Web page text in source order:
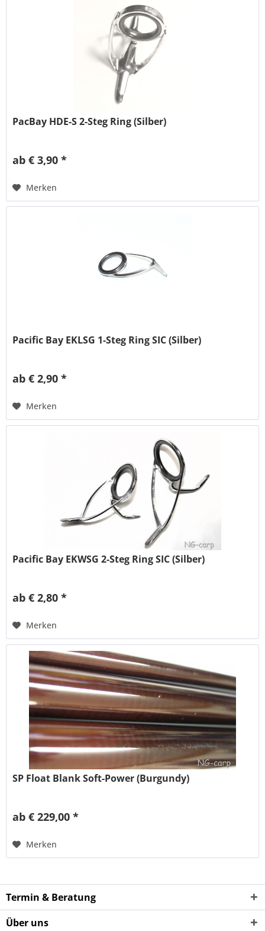
PacBay HDE-S 2-Steg Ring (Silber)
ab € 3,90 *
Merken
Pacific Bay EKLSG 1-Steg Ring SIC (Silber)
ab € 2,90 *
Merken
Pacific Bay EKWSG 2-Steg Ring SIC (Silber)
ab € 2,80 *
Merken
SP Float Blank Soft-Power (Burgundy)
ab € 229,00 *
Merken
Termin & Beratung
Über uns